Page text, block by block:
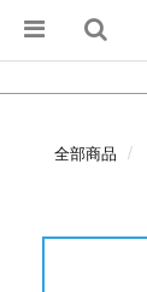
全部商品